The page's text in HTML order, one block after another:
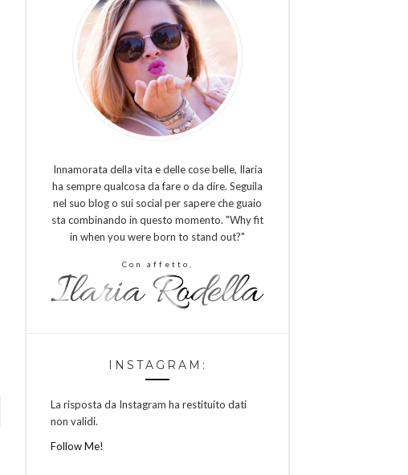
Innamorata della vita e delle cose belle, Ilaria
ha sempre qualcosa da fare o da dire. Seguila
nel suo blog o sui social per sapere che guaio
sta combinando in questo momento. "Why fit
in when you were born to stand out?"
Con affetto,
INSTAGRAM:
La risposta da Instagram ha restituito dati
non validi.
Follow Me!